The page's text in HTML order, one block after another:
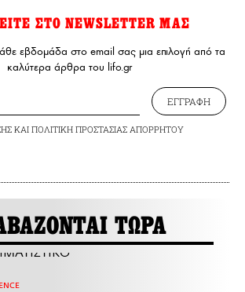
ΣΤΟ NEWSLETTER ΜΑΣ
εβδομάδα στο email σας μια επιλογή από τα
καλύτερα άρθρα του lifo.gr
ΕΓΓΡΑΦΗ
ΚΑΙ ΠΟΛΙΤΙΚΗ ΠΡΟΣΤΑΣΙΑΣ ΑΠΟΡΡΗΤΟΥ
ΤΩΡΑ